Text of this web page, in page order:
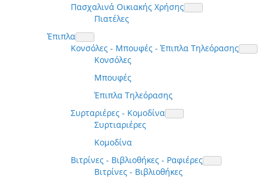
Πασχαλινά Οικιακής Χρήσης
Πιατέλες
Έπιπλα
Κονσόλες - Μπουφές - Έπιπλα Τηλεόρασης
Κονσόλες
Μπουφές
Έπιπλα Τηλεόρασης
Συρταριέρες - Κομοδίνα
Συρτιαριέρες
Κομοδίνα
Βιτρίνες - Βιβλιοθήκες - Ραφιέρες
Βιτρίνες - Βιβλιοθήκες